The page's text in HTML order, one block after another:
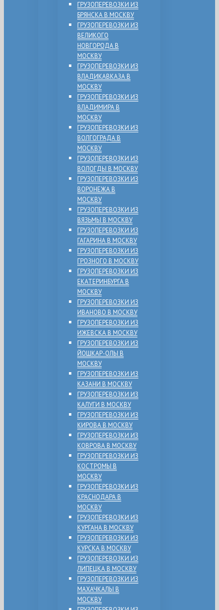
ГРУЗОПЕРЕВОЗКИ ИЗ
БРЯНСКА В МОСКВУ
ГРУЗОПЕРЕВОЗКИ ИЗ
ВЕЛИКОГО
НОВГОРОДА В
МОСКВУ
ГРУЗОПЕРЕВОЗКИ ИЗ
ВЛАДИКАВКАЗА В
МОСКВУ
ГРУЗОПЕРЕВОЗКИ ИЗ
ВЛАДИМИРА В
МОСКВУ
ГРУЗОПЕРЕВОЗКИ ИЗ
ВОЛГОГРАДА В
МОСКВУ
ГРУЗОПЕРЕВОЗКИ ИЗ
ВОЛОГДЫ В МОСКВУ
ГРУЗОПЕРЕВОЗКИ ИЗ
ВОРОНЕЖА В
МОСКВУ
ГРУЗОПЕРЕВОЗКИ ИЗ
ВЯЗЬМЫ В МОСКВУ
ГРУЗОПЕРЕВОЗКИ ИЗ
ГАГАРИНА В МОСКВУ
ГРУЗОПЕРЕВОЗКИ ИЗ
ГРОЗНОГО В МОСКВУ
ГРУЗОПЕРЕВОЗКИ ИЗ
ЕКАТЕРИНБУРГА В
МОСКВУ
ГРУЗОПЕРЕВОЗКИ ИЗ
ИВАНОВО В МОСКВУ
ГРУЗОПЕРЕВОЗКИ ИЗ
ИЖЕВСКА В МОСКВУ
ГРУЗОПЕРЕВОЗКИ ИЗ
ЙОШКАР-ОЛЫ В
МОСКВУ
ГРУЗОПЕРЕВОЗКИ ИЗ
КАЗАНИ В МОСКВУ
ГРУЗОПЕРЕВОЗКИ ИЗ
КАЛУГИ В МОСКВУ
ГРУЗОПЕРЕВОЗКИ ИЗ
КИРОВА В МОСКВУ
ГРУЗОПЕРЕВОЗКИ ИЗ
КОВРОВА В МОСКВУ
ГРУЗОПЕРЕВОЗКИ ИЗ
КОСТРОМЫ В
МОСКВУ
ГРУЗОПЕРЕВОЗКИ ИЗ
КРАСНОДАРА В
МОСКВУ
ГРУЗОПЕРЕВОЗКИ ИЗ
КУРГАНА В МОСКВУ
ГРУЗОПЕРЕВОЗКИ ИЗ
КУРСКА В МОСКВУ
ГРУЗОПЕРЕВОЗКИ ИЗ
ЛИПЕЦКА В МОСКВУ
ГРУЗОПЕРЕВОЗКИ ИЗ
МАХАЧКАЛЫ В
МОСКВУ